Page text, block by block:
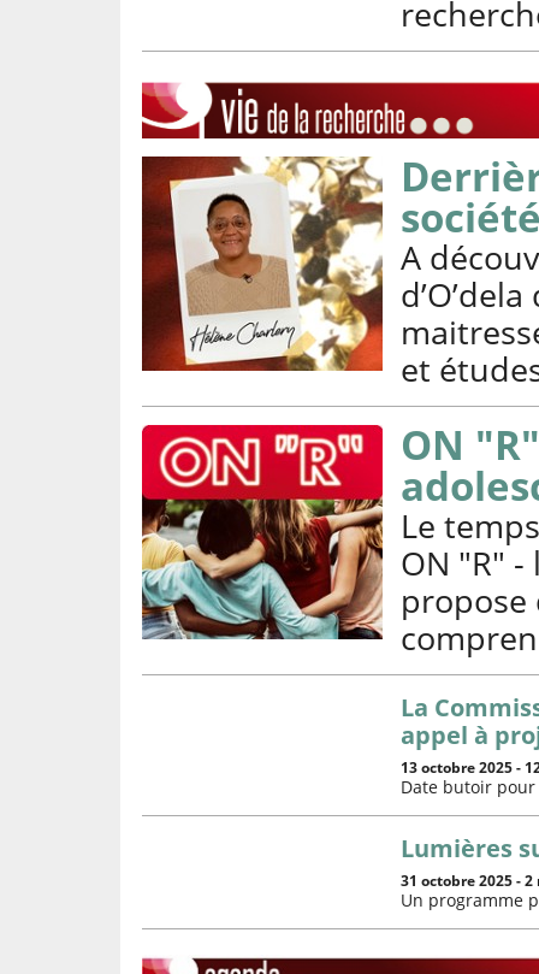
A
et
ON
Le
ON "R" -
propose
La
appel à
13 octobre 2025-
Date butoir
Lumières
31 octobre 2025-2
Un programme